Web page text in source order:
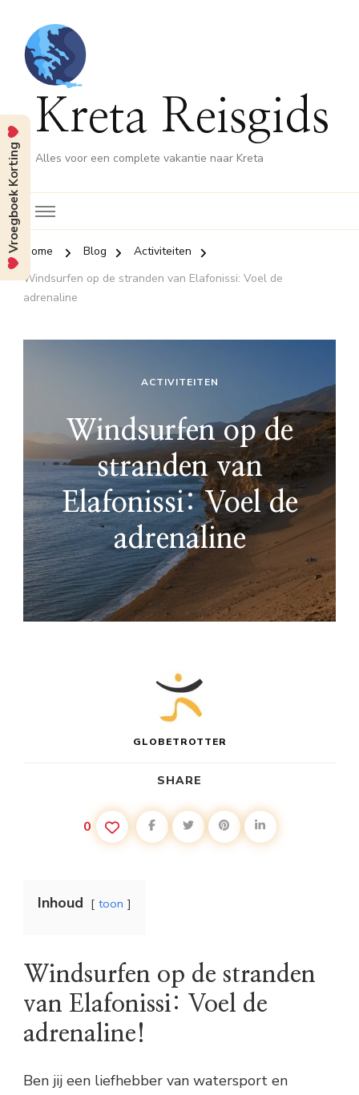
Kreta Reisgids
Alles voor een complete vakantie naar Kreta
Home Blog
Activiteiten
Windsurfen op de stranden van Elafonissi: Voel de
adrenaline
ACTIVITEITEN
Windsurfen op de
stranden van
Elafonissi: Voel de
adrenaline
GLOBETROTTER
SHARE
0
Inhoud toon
Windsurfen op de stranden
van Elafonissi: Voel de
adrenaline!
Ben jij een liefhebber van watersport en
Vroegboek Korting